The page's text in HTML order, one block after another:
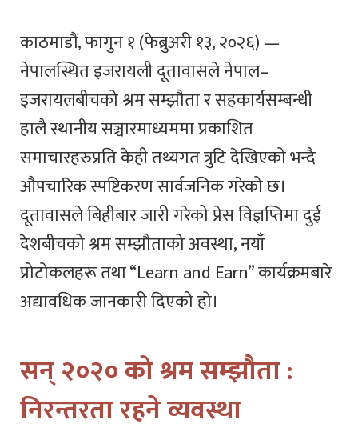
काठमाडौं, फागुन १ (फेब्रुअरी १३, २०२६) —
नेपालस्थित इजरायली दूतावासले नेपाल–
इजरायलबीचको श्रम सम्झौता र सहकार्यसम्बन्धी
हालै स्थानीय सञ्चारमाध्यममा प्रकाशित
समाचारहरुप्रति केही तथ्यगत त्रुटि देखिएको भन्दै
औपचारिक स्पष्टिकरण सार्वजनिक गरेको छ।
दूतावासले बिहीबार जारी गरेको प्रेस विज्ञप्तिमा दुई
देशबीचको श्रम सम्झौताको अवस्था, नयाँ
प्रोटोकलहरू तथा “Learn and Earn” कार्यक्रमबारे
अद्यावधिक जानकारी दिएको हो।
सन् २०२० को श्रम सम्झौता :
निरन्तरता रहने व्यवस्था